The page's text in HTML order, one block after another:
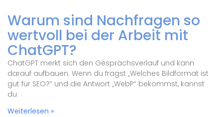
Warum sind Nachfragen so
wertvoll bei der Arbeit mit
ChatGPT?
ChatGPT merkt sich den Gesprächsverlauf und kann
darauf aufbauen. Wenn du fragst „Welches Bildformat ist
gut für SEO?“ und die Antwort „WebP“ bekommst, kannst
du
Weiterlesen »